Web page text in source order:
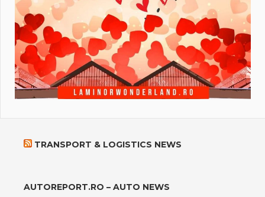
TRANSPORT & LOGISTICS NEWS
AUTOREPORT.RO – AUTO NEWS